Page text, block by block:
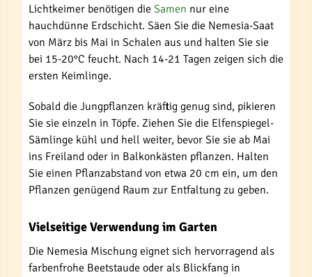
Lichtkeimer benötigen die Samen nur eine
hauchdünne Erdschicht. Säen Sie die Nemesia-Saat
von März bis Mai in Schalen aus und halten Sie sie
bei 15-20°C feucht. Nach 14-21 Tagen zeigen sich die
ersten Keimlinge.
Sobald die Jungpflanzen kräftig genug sind, pikieren
Sie sie einzeln in Töpfe. Ziehen Sie die Elfenspiegel-
Sämlinge kühl und hell weiter, bevor Sie sie ab Mai
ins Freiland oder in Balkonkästen pflanzen. Halten
Sie einen Pflanzabstand von etwa 20 cm ein, um den
Pflanzen genügend Raum zur Entfaltung zu geben.
Vielseitige Verwendung im Garten
Die Nemesia Mischung eignet sich hervorragend als
farbenfrohe Beetstaude oder als Blickfang in